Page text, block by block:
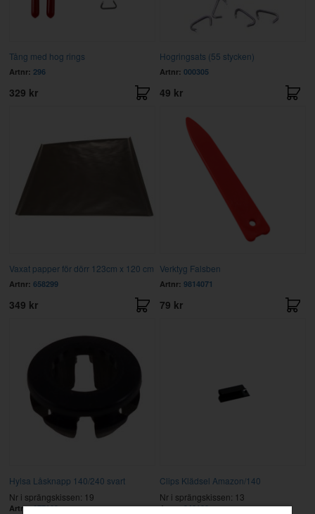
Tång med hog rings
Artnr: 296
329 kr
Hogringsats (55 stycken)
Artnr: 000305
49 kr
Vaxat papper för dörr 123cm x 120 cm
Artnr: 658299
349 kr
Verktyg Falsben
Artnr: 9814071
79 kr
Hylsa Låsknapp 140/240 svart
Nr i sprängskissen: 19
Artnr:677003
Clips Klädsel Amazon/140
Nr i sprängskissen: 13
Artnr:942188